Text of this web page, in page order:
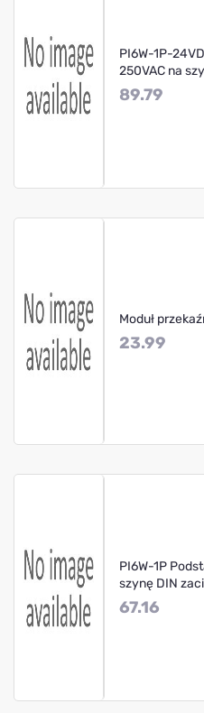
PI6W-1P-
250VAC na
89.79
Moduł
23.99
PI6W-1P
szynę DIN
67.16